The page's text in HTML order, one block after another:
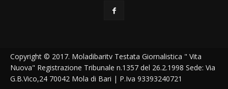
Copyright © 2017. Moladibaritv Testata Giornalistica " Vita
Nuova" Registrazione Tribunale n.1357 del 26.2.1998 Sede: Via
G.B.Vico,24 70042 Mola di Bari | P.Iva 93393240721